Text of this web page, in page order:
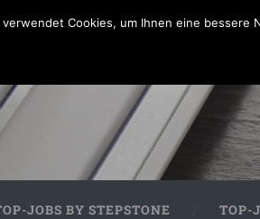
JOBS BY STEPSTONE TOP-
Cookies, um Ihnen eine